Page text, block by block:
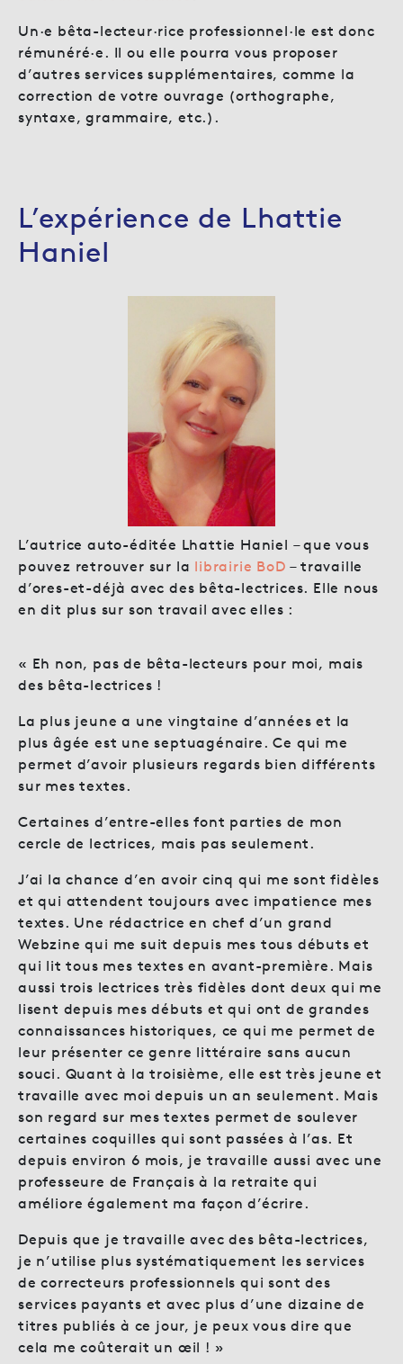
Un·e bêta-lecteur·rice professionnel·le est donc
rémunéré·e. Il ou elle pourra vous proposer
d’autres services supplémentaires, comme la
correction de votre ouvrage (orthographe,
syntaxe, grammaire, etc.).
L’expérience de Lhattie
Haniel
L’autrice auto-éditée Lhattie Haniel – que vous
pouvez retrouver sur la librairie BoD – travaille
d’ores-et-déjà avec des bêta-lectrices. Elle nous
en dit plus sur son travail avec elles :
« Eh non, pas de bêta-lecteurs pour moi, mais
des bêta-lectrices !
La plus jeune a une vingtaine d’années et la
plus âgée est une septuagénaire. Ce qui me
permet d’avoir plusieurs regards bien différents
sur mes textes.
Certaines d’entre-elles font parties de mon
cercle de lectrices, mais pas seulement.
J’ai la chance d’en avoir cinq qui me sont fidèles
et qui attendent toujours avec impatience mes
textes. Une rédactrice en chef d’un grand
Webzine qui me suit depuis mes tous débuts et
qui lit tous mes textes en avant-première. Mais
aussi trois lectrices très fidèles dont deux qui me
lisent depuis mes débuts et qui ont de grandes
connaissances historiques, ce qui me permet de
leur présenter ce genre littéraire sans aucun
souci. Quant à la troisième, elle est très jeune et
travaille avec moi depuis un an seulement. Mais
son regard sur mes textes permet de soulever
certaines coquilles qui sont passées à l’as. Et
depuis environ 6 mois, je travaille aussi avec une
professeure de Français à la retraite qui
améliore également ma façon d’écrire.
Depuis que je travaille avec des bêta-lectrices,
je n’utilise plus systématiquement les services
de correcteurs professionnels qui sont des
services payants et avec plus d’une dizaine de
titres publiés à ce jour, je peux vous dire que
cela me coûterait un œil ! »